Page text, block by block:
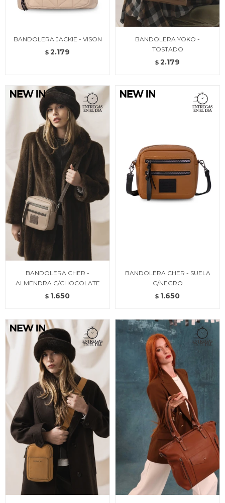
BANDOLERA JACKIE - VISON
$ 2.179
BANDOLERA YOKO -
TOSTADO
$ 2.179
BANDOLERA CHER -
ALMENDRA C/CHOCOLATE
$ 1.650
BANDOLERA CHER - SUELA
C/NEGRO
$ 1.650